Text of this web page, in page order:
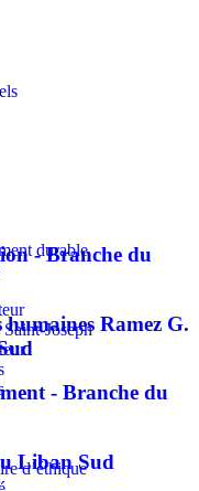
durable
Joseph
d’éthique
- Branche du
humaines Ramez G.
- Branche du
Liban Sud